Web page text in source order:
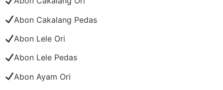
Abon Cakalang Pedas
Abon Lele Ori
Abon Lele Pedas
Abon Ayam Ori